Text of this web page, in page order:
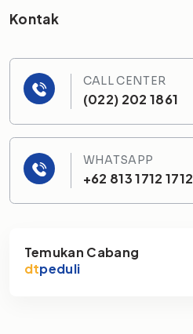
Kontak
CALL CENTER
(022) 202 1861
WHATSAPP
+62 813 1712 1712
Temukan Cabang
dtpeduli